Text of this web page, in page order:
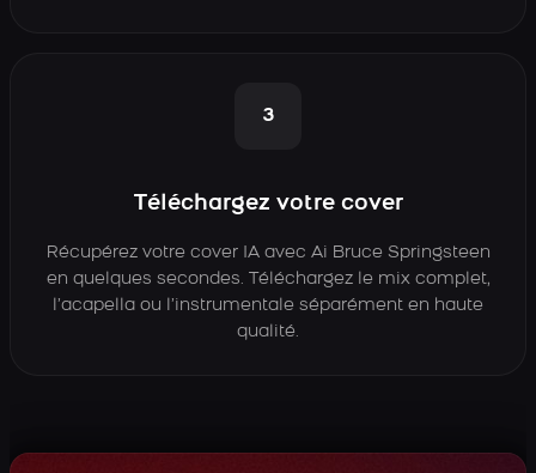
3
Téléchargez votre cover
Récupérez votre cover IA avec Ai Bruce Springsteen
en quelques secondes. Téléchargez le mix complet,
l’acapella ou l’instrumentale séparément en haute
qualité.